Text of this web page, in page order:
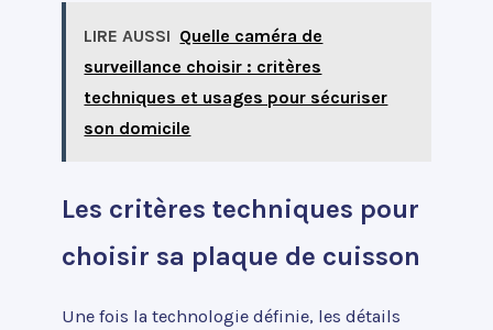
LIRE AUSSI Quelle caméra de
surveillance choisir : critères
techniques et usages pour sécuriser
son domicile
Les critères techniques pour
choisir sa plaque de cuisson
Une fois la technologie définie, les détails